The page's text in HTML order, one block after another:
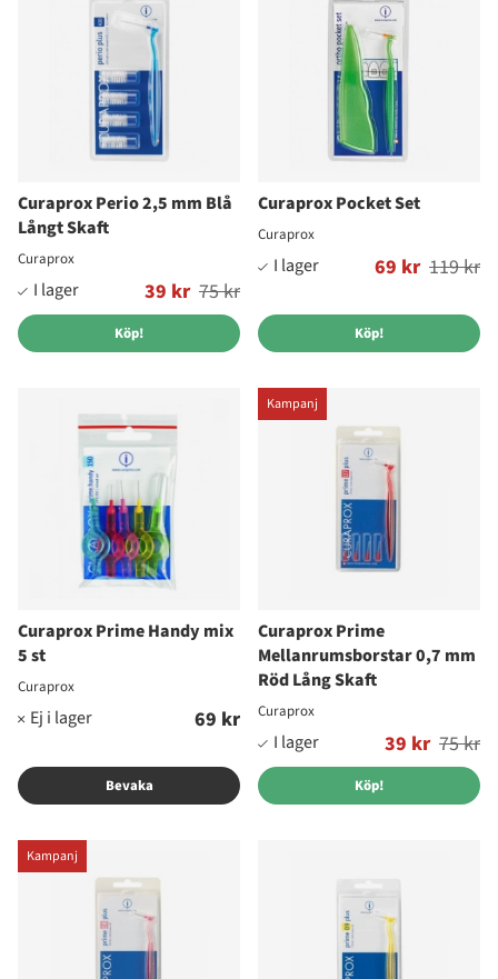
Curaprox Perio 2,5 mm Blå
Långt Skaft
Curaprox
39 kr
Ordinarie pris: 75 kr
Köp!
Curaprox Pocket Set
Curaprox
69 kr
Ordinarie pris: 119 kr
Köp!
Curaprox Prime Handy mix
5 st
Curaprox
69 kr
Bevaka
Kampanj
Curaprox Prime
Mellanrumsborstar 0,7 mm
Röd Lång Skaft
Curaprox
39 kr
Ordinarie pris: 75 kr
Köp!
Kampanj